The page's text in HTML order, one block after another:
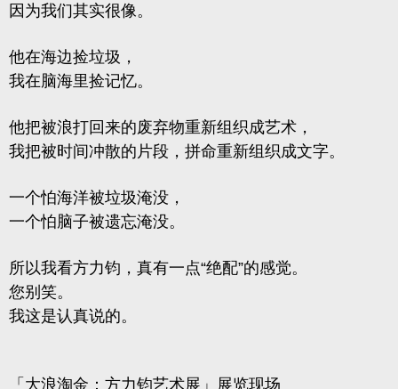
因为我们其实很像。
他在海边捡垃圾，
我在脑海里捡记忆。
他把被浪打回来的废弃物重新组织成艺术，
我把被时间冲散的片段，拼命重新组织成文字。
一个怕海洋被垃圾淹没，
一个怕脑子被遗忘淹没。
所以我看方力钧，真有一点“绝配”的感觉。
您别笑。
我这是认真说的。
「大浪淘金：方力钧艺术展」展览现场